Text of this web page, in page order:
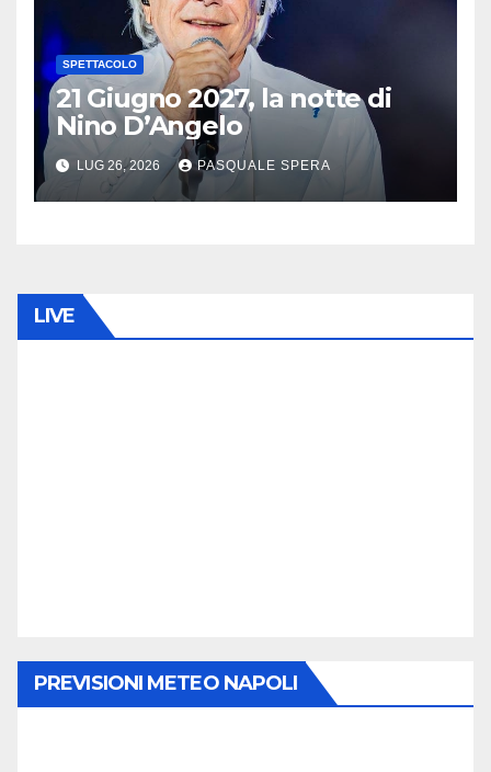
SPETTACOLO
21 Giugno 2027, la notte di
Nino D’Angelo
LUG 26, 2026 PASQUALE SPERA
LIVE
PREVISIONI METEO NAPOLI